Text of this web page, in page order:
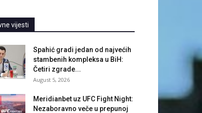
vijesti
Spahić gradi jedan od najvećih
stambenih kompleksa u BiH:
Četiri zgrade...
August 5, 2026
Meridianbet uz UFC Fight Night:
Nezaboravno veče u prepunoj